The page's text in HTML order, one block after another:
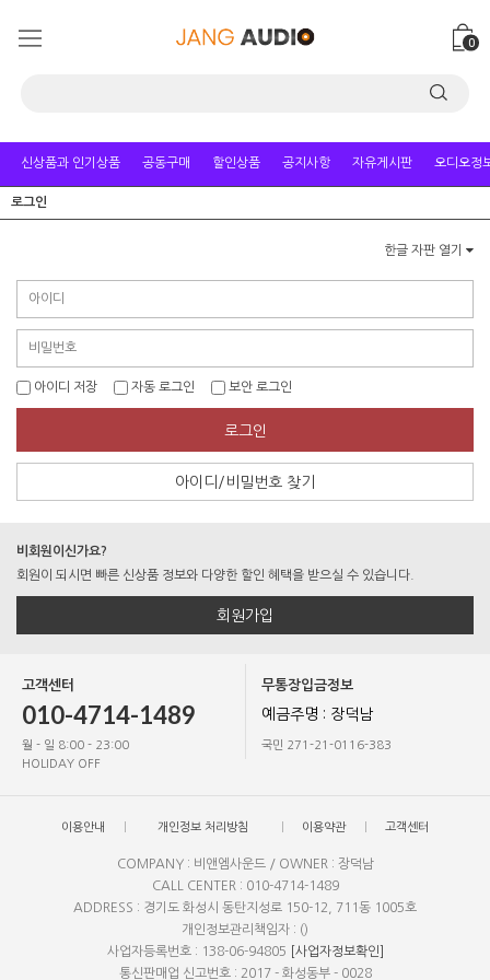
0
신상품과 인기상품 공동구매 할인상품 공지사항 자유게시판 오디오정
로그인
한글 자판 열기
아이디 저장 자동 로그인 보안 로그인
로그인
아이디/비밀번호 찾기
비회원이신가요?
회원이 되시면 빠른 신상품 정보와 다양한 할인 혜택을 받으실 수 있습니다.
회원가입
고객센터
010-4714-1489
월 - 일 8:00 - 23:00
HOLIDAY OFF
무통장입금정보
예금주명 : 장덕남
국민 271-21-0116-383
이용안내 개인정보 처리방침 이용약관 고객센터
COMPANY : 비앤엠사운드 / OWNER : 장덕남
CALL CENTER : 010-4714-1489
ADDRESS : 경기도 화성시 동탄지성로 150-12, 711동 1005호
개인정보관리책임자 : ()
사업자등록번호 : 138-06-94805
[사업자정보확인]
통신판매업 신고번호 : 2017 - 화성동부 - 0028